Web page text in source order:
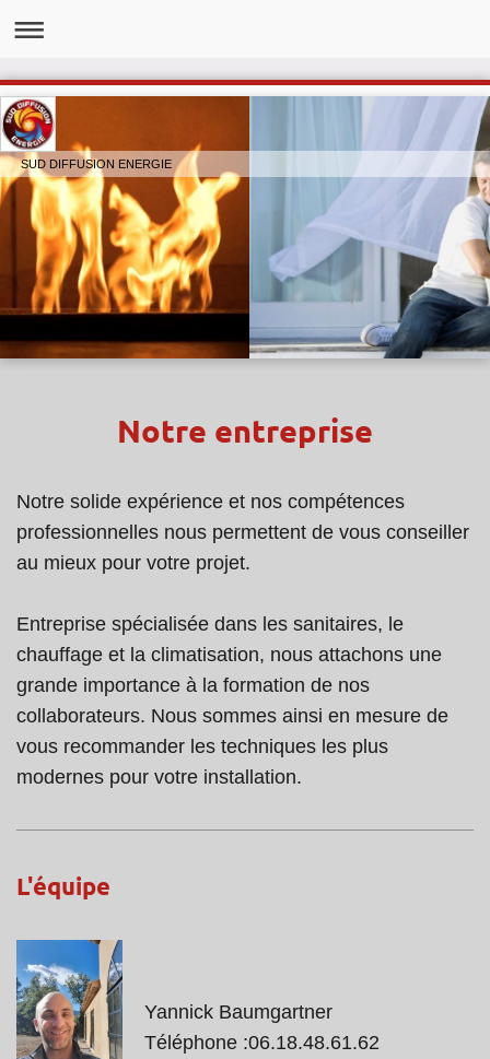
SUD DIFFUSION ENERGIE
Notre entreprise
Notre solide expérience et nos compétences
professionnelles nous permettent de vous conseiller
au mieux pour votre projet.
Entreprise spécialisée dans les sanitaires, le
chauffage et la climatisation, nous attachons une
grande importance à la formation de nos
collaborateurs. Nous sommes ainsi en mesure de
vous recommander les techniques les plus
modernes pour votre installation.
L'équipe
Yannick Baumgartner
Téléphone :06.18.48.61.62